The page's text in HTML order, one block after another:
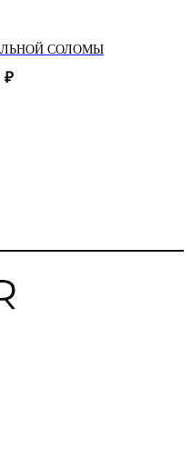
СОЛОМЫ
₽